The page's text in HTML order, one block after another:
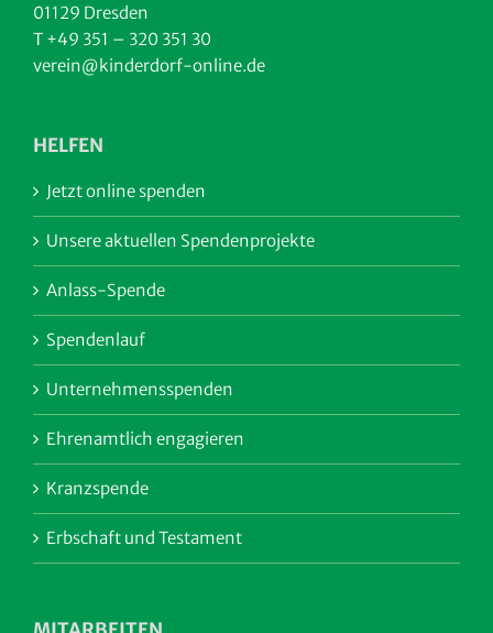
01129 Dresden
T +49 351 – 320 351 30
verein@kinderdorf-online.de
HELFEN
Jetzt online spenden
Unsere aktuellen Spendenprojekte
Anlass-Spende
Spendenlauf
Unternehmensspenden
Ehrenamtlich engagieren
Kranzspende
Erbschaft und Testament